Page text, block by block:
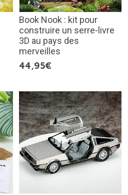
Book Nook : kit pour
construire un serre-livre
3D au pays des
merveilles
44,95€